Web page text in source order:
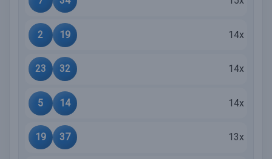
2 19 14x
23 32 14x
5 14 14x
19 37 13x